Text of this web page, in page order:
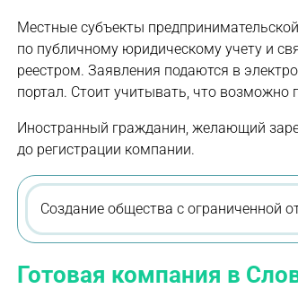
Местные субъекты
по публичному юридическому учету и
реестром. Заявления подаются в
портал. Стоит учитывать, что возможно
Иностранный гражданин, желающий
до регистрации компании.
Создание общества с ограниченной
Готовая компания в